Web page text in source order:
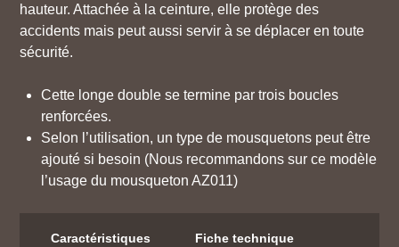
hauteur. Attachée à la ceinture, elle protège des
accidents mais peut aussi servir à se déplacer en toute
sécurité.
Cette longe double se termine par trois boucles
renforcées.
Selon l’utilisation, un type de mousquetons peut être
ajouté si besoin (Nous recommandons sur ce modèle
l’usage du mousqueton AZ011)
Caractéristiques Fiche technique